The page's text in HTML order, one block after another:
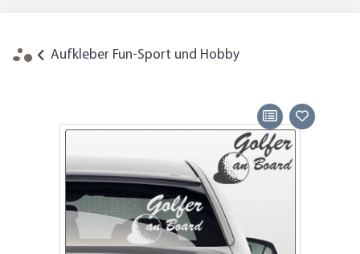
Aufkleber Fun-Sport und Hobby